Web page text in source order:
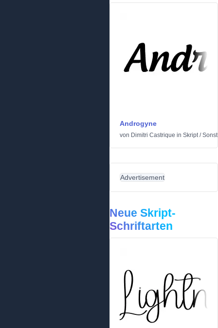
Androgyne
von Dimitri Castrique in Skript/
Advertisement
Neue Skript-
Schriftarten